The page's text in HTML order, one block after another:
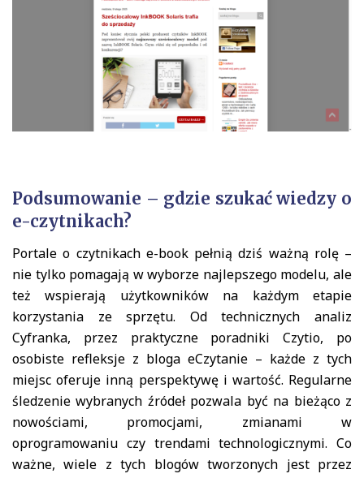
Podsumowanie – gdzie szukać wiedzy o
e-czytnikach?
Portale o czytnikach e-book pełnią dziś ważną rolę –
nie tylko pomagają w wyborze najlepszego modelu, ale
też wspierają użytkowników na każdym etapie
korzystania ze sprzętu. Od technicznych analiz
Cyfranka, przez praktyczne poradniki Czytio, po
osobiste refleksje z bloga eCzytanie – każde z tych
miejsc oferuje inną perspektywę i wartość. Regularne
śledzenie wybranych źródeł pozwala być na bieżąco z
nowościami, promocjami, zmianami w
oprogramowaniu czy trendami technologicznymi. Co
ważne, wiele z tych blogów tworzonych jest przez